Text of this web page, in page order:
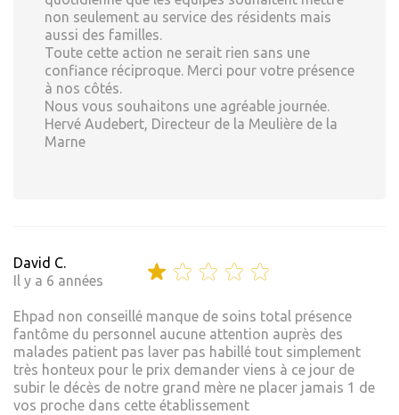
non seulement au service des résidents mais
aussi des familles.
Toute cette action ne serait rien sans une
confiance réciproque. Merci pour votre présence
à nos côtés.
Nous vous souhaitons une agréable journée.
Hervé Audebert, Directeur de la Meulière de la
Marne
David C.
Il y a 6 années
Ehpad non conseillé manque de soins total présence
fantôme du personnel aucune attention auprès des
malades patient pas laver pas habillé tout simplement
très honteux pour le prix demander viens à ce jour de
subir le décès de notre grand mère ne placer jamais 1 de
vos proche dans cette établissement